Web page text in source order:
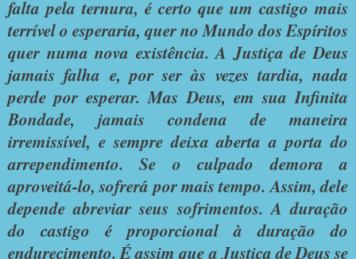
falta pela ternura, é certo que um castigo mais
terrível o esperaria, quer no Mundo dos Espíritos
quer numa nova existência. A Justiça de Deus
jamais falha e, por ser às vezes tardia, nada
perde por esperar. Mas Deus, em sua Infinita
Bondade, jamais condena de maneira
irremissível, e sempre deixa aberta a porta do
arrependimento. Se o culpado demora a
aproveitá-lo, sofrerá por mais tempo. Assim, dele
depende abreviar seus sofrimentos. A duração
do castigo é proporcional à duração do
endurecimento. É assim que a Justiça de Deus se